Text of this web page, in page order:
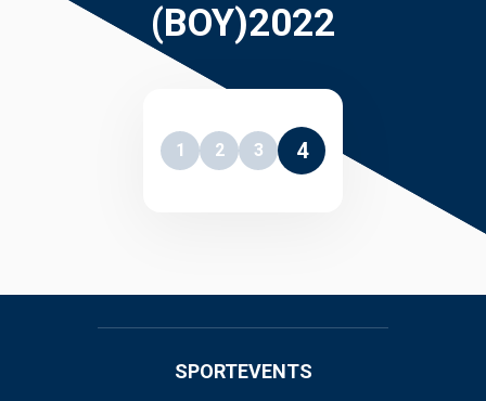
(BOY)2022
1 2 3 4
SPORTEVENTS